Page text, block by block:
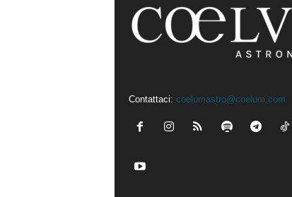
Contattaci: coelumastro@coelum.com